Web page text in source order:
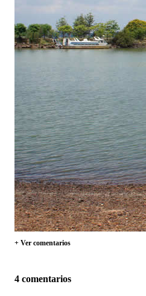
+ Ver comentarios
4 comentarios